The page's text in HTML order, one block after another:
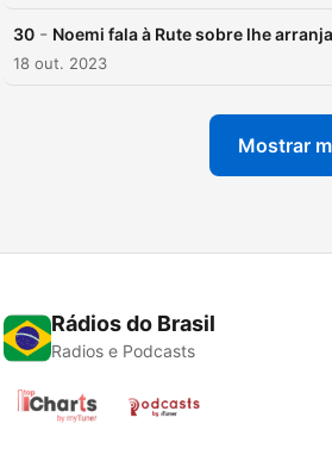
30 - Noemi fala à Rute sobre lhe
18 out. 2023
Mostrar
Rádios do Brasil
Radios e Podcasts